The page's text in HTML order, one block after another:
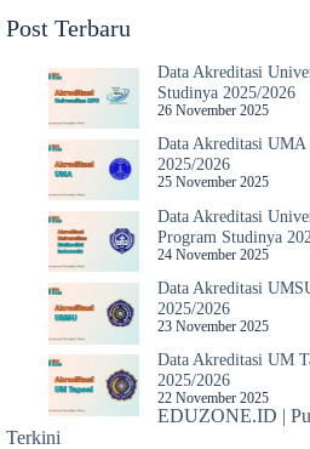
Post Terbaru
Data Akreditasi
Studinya 2025/2026
26 November 2025
Data Akreditasi UMA
2025/2026
25 November 2025
Data Akreditasi
Program Studinya
24 November 2025
Data Akreditasi
2025/2026
23 November 2025
Data Akreditasi UM
2025/2026
22 November 2025
EDUZONE.ID |
Terkini